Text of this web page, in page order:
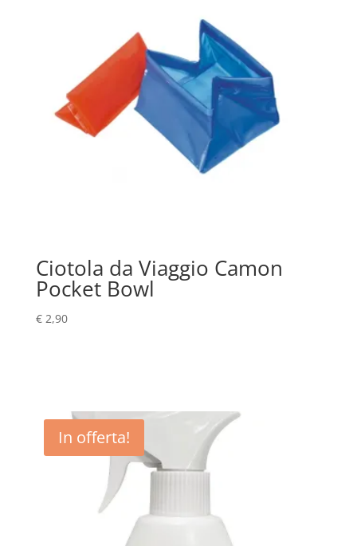
Ciotola da Viaggio Camon
Pocket Bowl
€2,90
In offerta!